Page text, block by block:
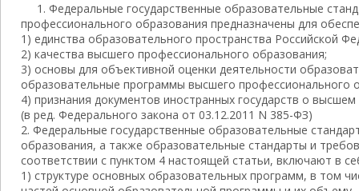
1. Федеральные государственные образовательные
профессионального образования предназначены для
1) единства образовательного пространства Российской
2) качества высшего профессионального образования;
3) основы для объективной оценки деятельности
образовательные программы высшего профессионального
4) признания документов иностранных государств о
(в ред. Федерального закона от 03.12.2011 N 385-ФЗ)
2. Федеральные государственные образовательные
образования, а также образовательные стандарты и
соответствии с пунктом 4 настоящей статьи, включают в
1) структуре основных образовательных программ, в том